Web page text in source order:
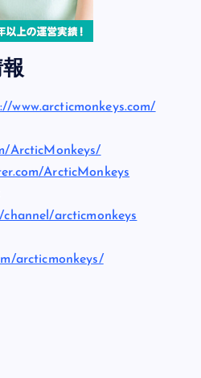
www.arcticmonkeys.com/
ArcticMonkeys/
ArcticMonkeys
arcticmonkeys
arcticmonkeys/